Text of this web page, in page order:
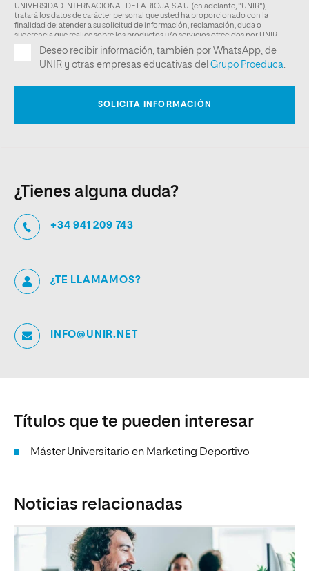
¿Tienes alguna duda?
+34 941 209 743
¿TE LLAMAMOS?
INFO@UNIR.NET
Títulos que te pueden interesar
Máster Universitario en Marketing Deportivo
Noticias relacionadas